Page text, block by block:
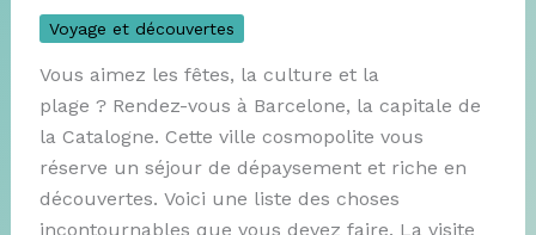
Voyage et découvertes
Vous aimez les fêtes, la culture et la
plage ? Rendez-vous à Barcelone, la capitale de
la Catalogne. Cette ville cosmopolite vous
réserve un séjour de dépaysement et riche en
découvertes. Voici une liste des choses
incontournables que vous devez faire. La visite